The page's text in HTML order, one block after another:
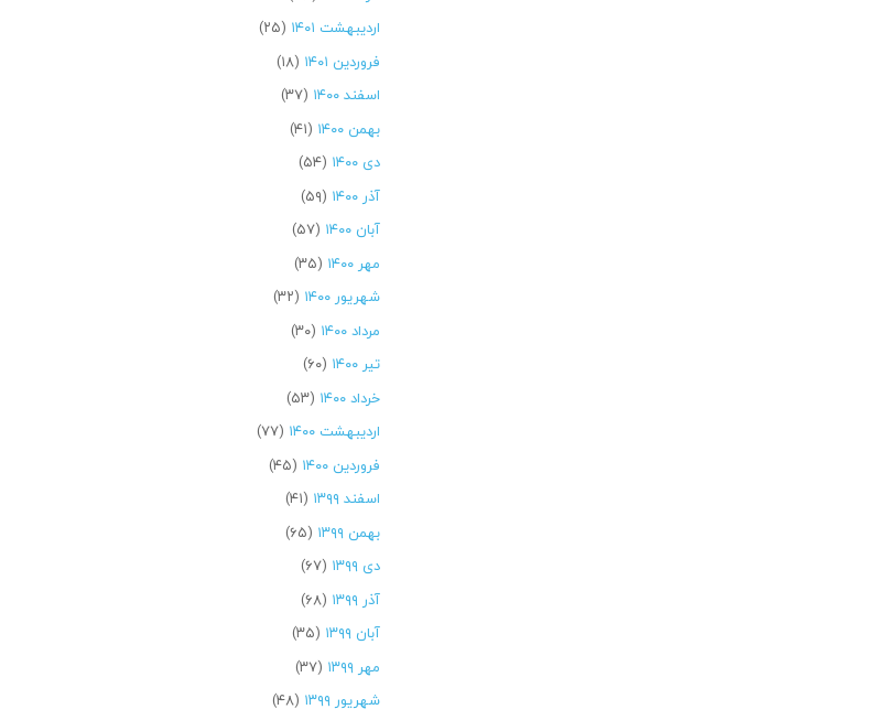
اردیبهشت ۱۴۰۱
(۲۵)
فروردین ۱۴۰۱
(۱۸)
اسفند ۱۴۰۰
(۳۷)
بهمن ۱۴۰۰
(۴۱)
دی ۱۴۰۰
(۵۴)
آذر ۱۴۰۰
(۵۹)
آبان ۱۴۰۰
(۵۷)
مهر ۱۴۰۰
(۳۵)
شهریور ۱۴۰۰
(۳۲)
مرداد ۱۴۰۰
(۳۰)
تیر ۱۴۰۰
(۶۰)
خرداد ۱۴۰۰
(۵۳)
اردیبهشت ۱۴۰۰
(۷۷)
فروردین ۱۴۰۰
(۴۵)
اسفند ۱۳۹۹
(۴۱)
بهمن ۱۳۹۹
(۶۵)
دی ۱۳۹۹
(۶۷)
آذر ۱۳۹۹
(۶۸)
آبان ۱۳۹۹
(۳۵)
مهر ۱۳۹۹
(۳۷)
شهریور ۱۳۹۹
(۴۸)